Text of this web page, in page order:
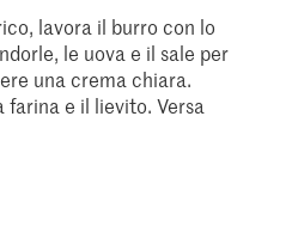
lavora il burro con lo
le uova e il sale per
una crema chiara.
e il lievito. Versa